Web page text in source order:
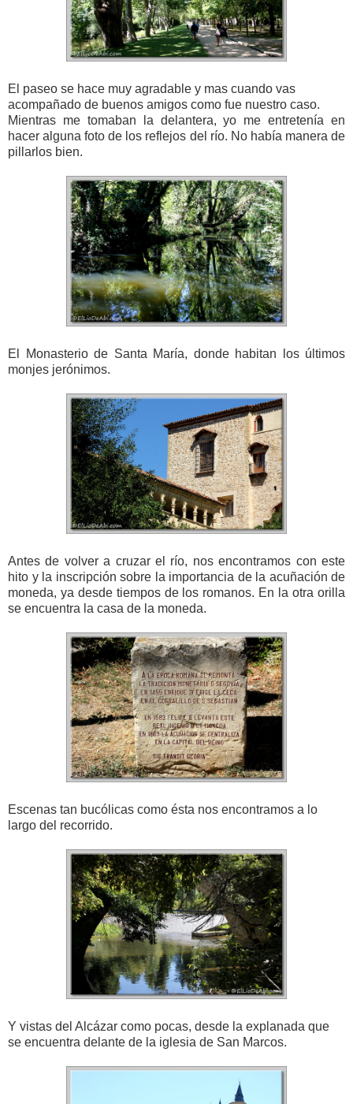
El paseo se hace muy agradable y mas cuando vas
acompañado de buenos amigos como fue nuestro caso.
Mientras me tomaban la delantera, yo me entretenía en
hacer alguna foto de los reflejos del río. No había manera de
pillarlos bien.
El Monasterio de Santa María, donde habitan los últimos
monjes jerónimos.
Antes de volver a cruzar el río, nos encontramos con este
hito y la inscripción sobre la importancia de la acuñación de
moneda, ya desde tiempos de los romanos. En la otra orilla
se encuentra la casa de la moneda.
Escenas tan bucólicas como ésta nos encontramos a lo
largo del recorrido.
Y vistas del Alcázar como pocas, desde la explanada que
se encuentra delante de la iglesia de San Marcos.